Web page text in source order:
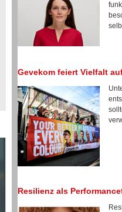
Gevekom feiert Vielfalt
Resilienz als